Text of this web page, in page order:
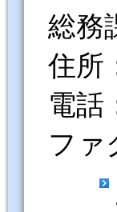
総務
住所
電話
ファ